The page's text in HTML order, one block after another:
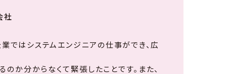
社
ではシステムエンジニアの仕事ができ、広
か分からなくて緊張したことです。また、